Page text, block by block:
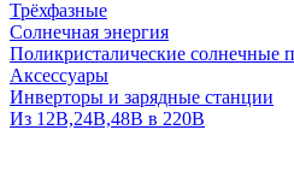
Трёхфазные
Солнечная энергия
Поликристалические солнечные
Аксессуары
Инверторы и зарядные станции
Из 12В,24В,48В в 220В